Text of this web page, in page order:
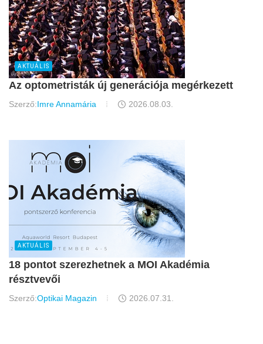
AKTUÁLIS
Az optometristák új generációja megérkezett
Szerző:Imre Annamária 2026.08.03.
AKTUÁLIS
18 pontot szerezhetnek a MOI Akadémia
résztvevői
Szerző:Optikai Magazin 2026.07.31.